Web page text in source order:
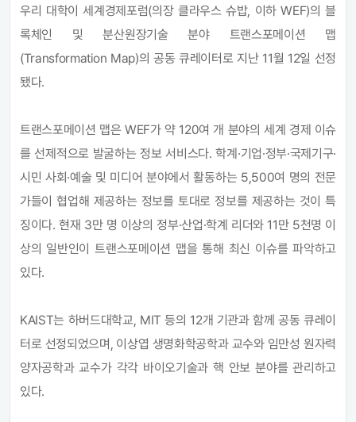
우리 대학이 세계경제포럼(의장 클라우스 슈밥, 이하 WEF)의 블
록체인 및 분산원장기술 분야 트랜스포메이션 맵
(Transformation Map)의 공동 큐레이터로 지난 11월 12일 선정
됐다.
트랜스포메이션 맵은 WEF가 약 120여 개 분야의 세계 경제 이슈
를 선제적으로 발굴하는 정보 서비스다. 학계·기업·정부·국제기구·
시민 사회·예술 및 미디어 분야에서 활동하는 5,500여 명의 전문
가들이 협업해 제공하는 정보를 토대로 정보를 제공하는 것이 특
징이다.현재 3만 명 이상의 정부·산업·학계 리더와 11만 5천명 이
상의 일반인이 트랜스포메이션 맵을 통해 최신 이슈를 파악하고
있다.
KAIST는 하버드대학교, MIT 등의 12개 기관과 함께 공동 큐레이
터로 선정되었으며, 이상엽 생명화학공학과 교수와 임만성 원자력
양자공학과 교수가 각각 바이오기술과 핵 안보 분야를 관리하고
있다.